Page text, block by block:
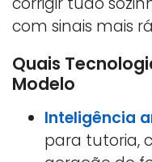
com sinais mais
Quais
Modelo
Inteligência
para tutoria,